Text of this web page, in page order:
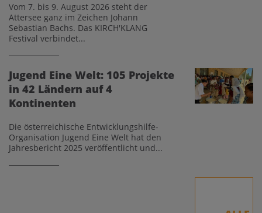
Vom 7. bis 9. August 2026 steht der
Attersee ganz im Zeichen Johann
Sebastian Bachs. Das KIRCH'KLANG
Festival verbindet...
Jugend Eine Welt: 105 Projekte
in 42 Ländern auf 4
Kontinenten
Die österreichische Entwicklungshilfe-
Organisation Jugend Eine Welt hat den
Jahresbericht 2025 veröffentlicht und...